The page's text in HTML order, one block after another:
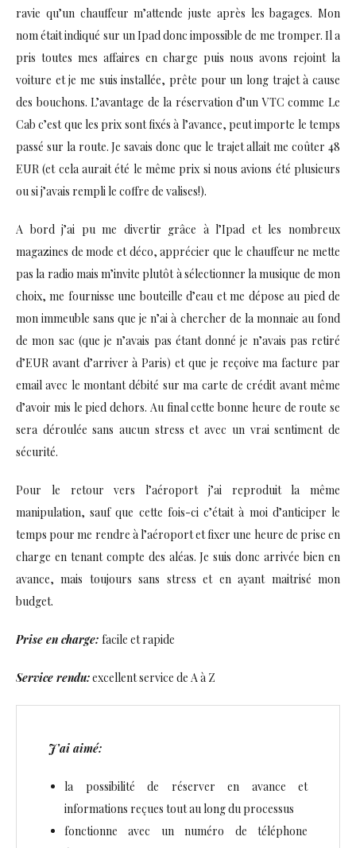
ravie qu’un chauffeur m’attende juste après les bagages. Mon
nom était indiqué sur un Ipad donc impossible de me tromper. Il a
pris toutes mes affaires en charge puis nous avons rejoint la
voiture et je me suis installée, prête pour un long trajet à cause
des bouchons. L’avantage de la réservation d’un VTC comme Le
Cab c’est que les prix sont fixés à l’avance, peut importe le temps
passé sur la route. Je savais donc que le trajet allait me coûter 48
EUR (et cela aurait été le même prix si nous avions été plusieurs
ou si j’avais rempli le coffre de valises!).
A bord j’ai pu me divertir grâce à l’Ipad et les nombreux
magazines de mode et déco, apprécier que le chauffeur ne mette
pas la radio mais m’invite plutôt à sélectionner la musique de mon
choix, me fournisse une bouteille d’eau et me dépose au pied de
mon immeuble sans que je n’ai à chercher de la monnaie au fond
de mon sac (que je n’avais pas étant donné je n’avais pas retiré
d’EUR avant d’arriver à Paris) et que je reçoive ma facture par
email avec le montant débité sur ma carte de crédit avant même
d’avoir mis le pied dehors. Au final cette bonne heure de route se
sera déroulée sans aucun stress et avec un vrai sentiment de
sécurité.
Pour le retour vers l’aéroport j’ai reproduit la même
manipulation, sauf que cette fois-ci c’était à moi d’anticiper le
temps pour me rendre à l’aéroport et fixer une heure de prise en
charge en tenant compte des aléas. Je suis donc arrivée bien en
avance, mais toujours sans stress et en ayant maitrisé mon
budget.
Prise en charge: facile et rapide
Service rendu:excellent service de A à Z
J’ai aimé:
la possibilité de réserver en avance et
informations reçues tout au long du processus
fonctionne avec un numéro de téléphone